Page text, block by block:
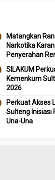
Matangkan
Narkotika
Penyerahan
SILAKUM
Kemenkum
2026
Perkuat Akses
Sulteng Inisiasi
Una-Una